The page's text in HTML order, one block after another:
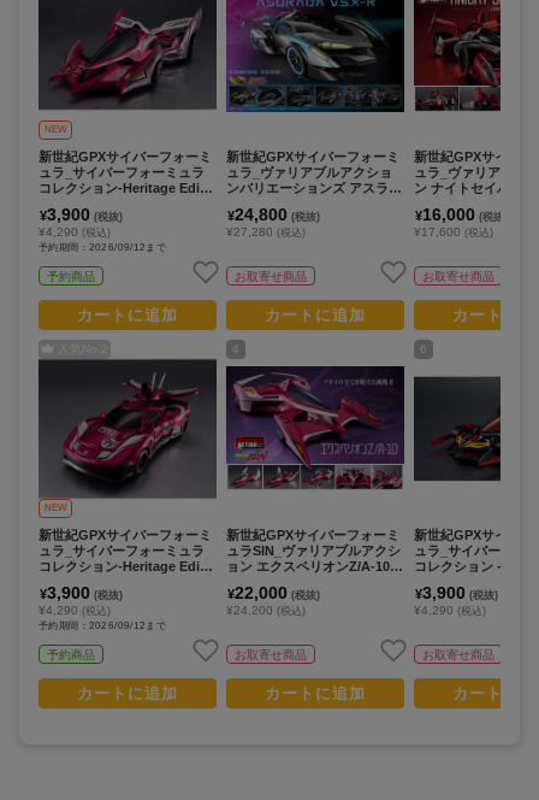
NEW
新世紀GPXサイバーフォーミ
ュラ_サイバーフォーミュラ
コレクション-Heritage Editio
7
¥3,900 (税抜)
¥4,290 (税込)
予約期間：2026/09/12まで
予約商品
カートに追加
人気No. 2
NEW
新世紀GPXサイバーフォーミ
ュラ_サイバーフォーミュラ
コレクション-Heritage Editio
¥3,900 (税抜)
¥4,290 (税込)
予約期間：2026/09/12まで
予約商品
カートに追加
新世紀GPXサイバーフォーミ
ュラ_ヴァリアブルアクショ
ンバリエーションズ アスラー
¥24,800 (税抜)
¥27,280 (税込)
お取寄せ商品
カートに追加
4
新世紀GPXサイバーフォーミ
ュラSIN_ヴァリアブルアクシ
ョン エクスペリオンZ/A-10
¥22,000 (税抜)
¥24,200 (税込)
お取寄せ商品
カートに追加
新世紀GPXサイバー
ュラ_ヴァリアブル
ン ナイトセイバー
¥16,000 (税抜)
¥17,600 (税込)
お取寄せ商品
カートに
6
新世紀GPXサイバー
ュラ_サイバーフォ
コレクション -
¥3,900 (税抜)
¥4,290 (税込)
お取寄せ商品
カートに